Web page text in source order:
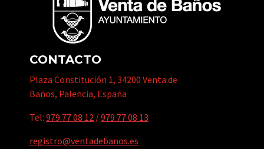
CONTACTO
Plaza Constitución 1, 34200 Venta de
Baños, Palencia, España
Tel: 979 77 08 12 /979 77 08 13
registro@ventadebanos.es